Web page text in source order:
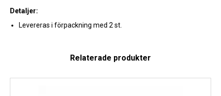
Detaljer:
Levereras i förpackning med 2 st.
Relaterade produkter